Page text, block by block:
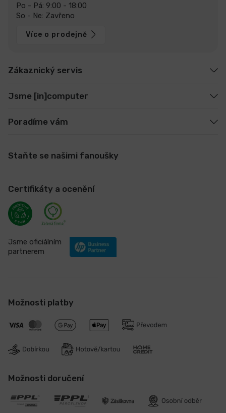
Po - Pá: 9:00 - 18:00
So - Ne: Zavřeno
Více o prodejně
Zákaznický servis
Jsme [in]computer
Poradíme vám
Staňte se našimi fanoušky
Certifikáty a ocenění
Jsme oficiálním
partnerem
Možnosti platby
Možnosti doručení